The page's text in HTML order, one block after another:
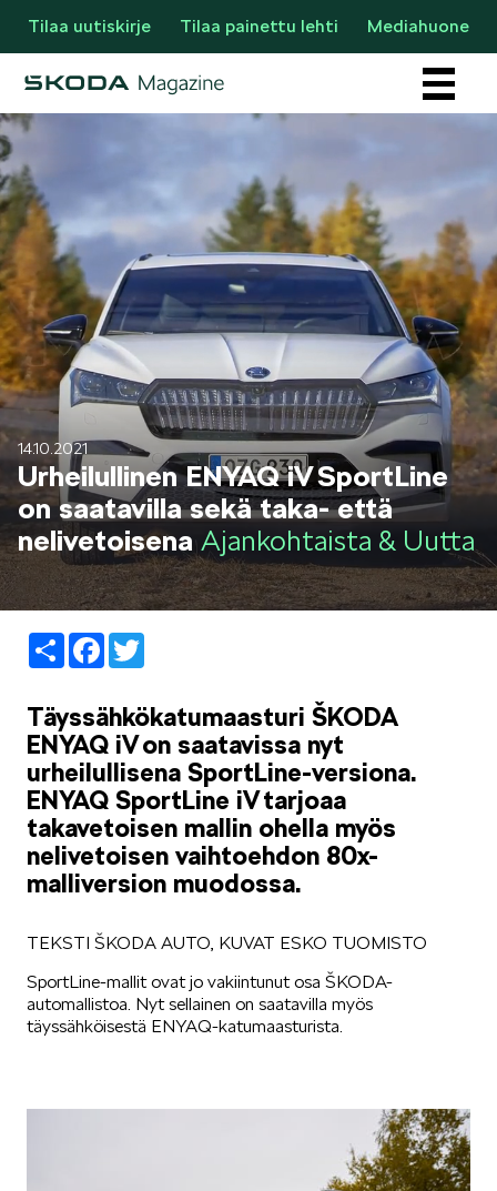
Tilaa uutiskirje Tilaa painettu lehti Mediahuone
Osastot
AJANKOHTAISTA & UUTTA
LIFESTYLE
ŠKODA SPONSOROI
SIMPLY CLEVER
SÄHKÖAUTOILU
14.10.2021
Urheilullinen ENYAQ iV SportLine
on saatavilla sekä taka- että
nelivetoisenaAjankohtaista & Uutta
ShareFacebook
Täyssähkökatumaasturi ŠKODA
ENYAQ iV on saatavissa nyt
urheilullisena SportLine-versiona.
ENYAQ SportLine iV tarjoaa
takavetoisen mallin ohella myös
nelivetoisen vaihtoehdon 80x-
malliversion muodossa.
TEKSTI ŠKODA AUTO, KUVAT ESKO TUOMISTO
SportLine-mallit ovat jo vakiintunut osa ŠKODA-
automallistoa. Nyt sellainen on saatavilla myös
täyssähköisestä ENYAQ-katumaasturista.